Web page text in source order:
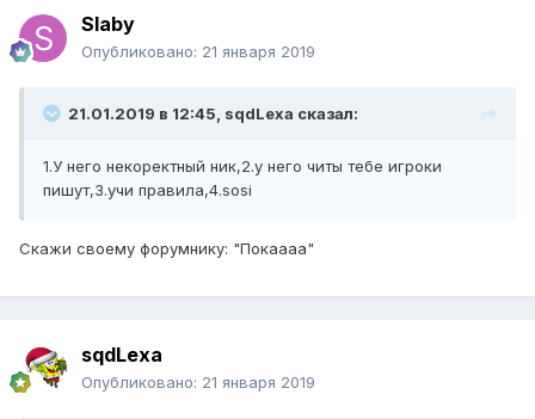
Slaby
Опубликовано: 21 января 2019
21.01.2019 в 12:45, sqdLexa сказал:
1.У него некоректный ник,2.у него читы тебе игроки
пишут,3.учи правила,4.sosi
Скажи своему форумнику: "Покаааа"
sqdLexa
Опубликовано: 21 января 2019